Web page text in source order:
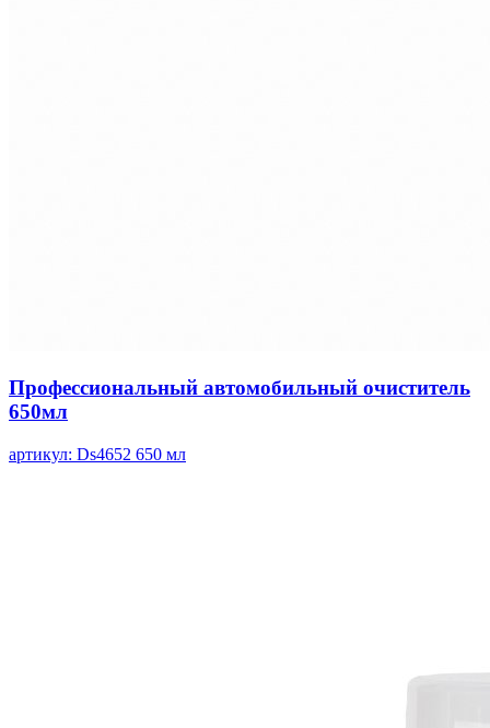
Профессиональный автомобильный очиститель
650мл
артикул: Ds4652 650 мл